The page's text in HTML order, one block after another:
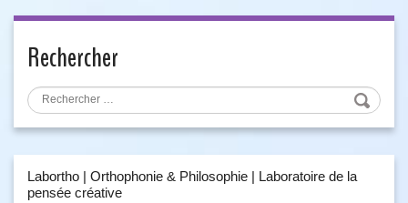
Rechercher
Labortho | Orthophonie & Philosophie | Laboratoire de la
pensée créative